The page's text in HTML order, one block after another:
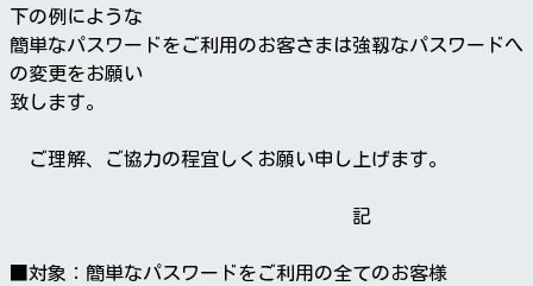
下の例にような
簡単なパスワードをご利用のお客さまは強靱なパスワードへ
の変更をお願い
致します。
ご理解、ご協力の程宜しくお願い申し上げます。
記
■対象：簡単なパスワードをご利用の全てのお客様